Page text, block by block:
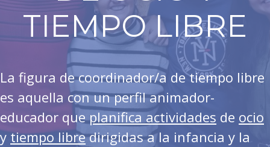
TIEMPO LIBRE
La figura de coordinador/a de tiempo libre
es aquella con un perfil animador-
educador queplanifica actividades de ocio
ytiempo libredirigidas a la infancia y la